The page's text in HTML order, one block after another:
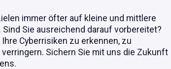
immer öfter auf kleine und mittlere
Sind Sie ausreichend darauf vorbereitet?
Cyberrisiken zu erkennen, zu
Sichern Sie mit uns die Zukunft